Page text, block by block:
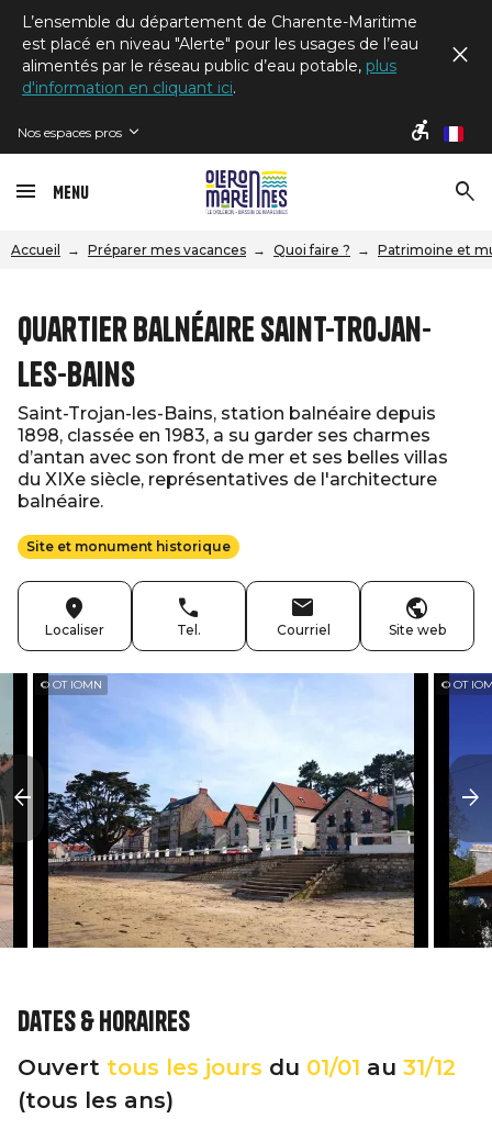
L’ensemble du département de Charente-Maritime
est placé en niveau "Alerte" pour les usages de l’eau
alimentés par le réseau public d’eau potable, plus
d'information en cliquant ici.
Nos espaces pros fr
Menu
Accueil Préparer mes vacances Quoi faire ? Patrimoine et
Quartier balnéaire Saint-Trojan-
les-Bains
Saint-Trojan-les-Bains, station balnéaire depuis
1898, classée en 1983, a su garder ses charmes
d’antan avec son front de mer et ses belles villas
du XIXe siècle, représentatives de l'architecture
balnéaire.
Site et monument historique
Localiser Tel. Courriel Site web
© OT IOMN © OT
Dates & horaires
Ouvert tous les jours du 01/01 au 31/12
(tous les ans)